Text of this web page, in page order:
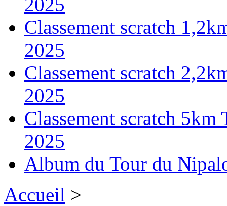
Classement scratch
2025
Classement scratch
2025
Classement scratch
2025
Album du Tour du
Accueil >